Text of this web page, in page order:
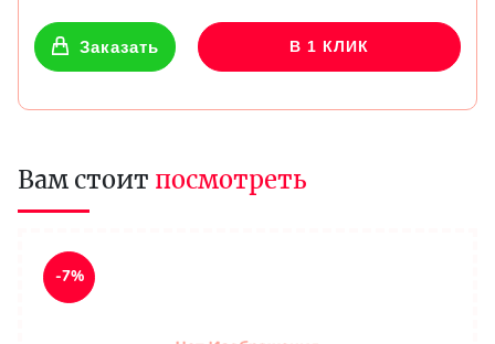
Заказать В 1 КЛИК
Вам стоит посмотреть
-7%